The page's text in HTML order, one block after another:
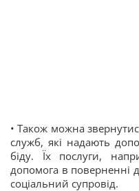
• Також можна
служб, які надають
біду. Їх послуги,
допомога в поверненні
соціальний супровід.